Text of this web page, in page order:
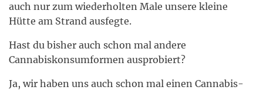
auch nur zum wiederholten Male unsere kleine
Hütte am Strand ausfegte.
Hast du bisher auch schon mal andere
Cannabiskonsumformen ausprobiert?
Ja, wir haben uns auch schon mal einen Cannabis-